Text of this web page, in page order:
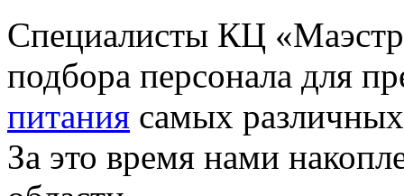
Специалисты КЦ
подбора персонала для
питания самых
За это время нами